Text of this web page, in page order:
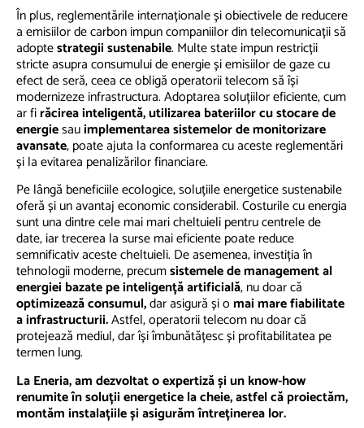
În plus, reglementările internaționale și obiectivele de reducere
a emisiilor de carbon impun companiilor din telecomunicații să
adoptestrategii sustenabile. Multe state impun restricții
stricte asupra consumului de energie și emisiilor de gaze cu
efect de seră, ceea ce obligă operatorii telecom să își
modernizeze infrastructura. Adoptarea soluțiilor eficiente, cum
ar firăcirea inteligentă, utilizarea bateriilor cu stocare de
energiesauimplementarea sistemelor de monitorizare
avansate, poate ajuta la conformarea cu aceste reglementări
și la evitarea penalizărilor financiare.
Pe lângă beneficiile ecologice, soluțiile energetice sustenabile
oferă și un avantaj economic considerabil. Costurile cu energia
sunt una dintre cele mai mari cheltuieli pentru centrele de
date, iar trecerea la surse mai eficiente poate reduce
semnificativ aceste cheltuieli. De asemenea, investiția în
tehnologii moderne, precumsistemele de management al
energiei bazate pe inteligență artificială, nu doar că
optimizează consumul,dar asigură și omai mare fiabilitate
a infrastructurii.Astfel, operatorii telecom nu doar că
protejează mediul, dar își îmbunătățesc și profitabilitatea pe
termen lung.
La Eneria, am dezvoltat o expertiză și un know-how
renumite în soluții energetice la cheie, astfel că proiectăm,
montăm instalațiile și asigurăm întreținerea lor.